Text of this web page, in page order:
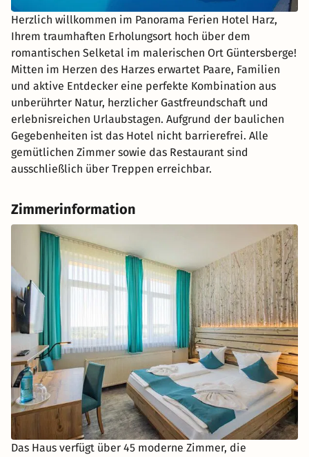
Herzlich willkommen im Panorama Ferien Hotel Harz,
Ihrem traumhaften Erholungsort hoch über dem
romantischen Selketal im malerischen Ort Güntersberge!
Mitten im Herzen des Harzes erwartet Paare, Familien
und aktive Entdecker eine perfekte Kombination aus
unberührter Natur, herzlicher Gastfreundschaft und
erlebnisreichen Urlaubstagen. Aufgrund der baulichen
Gegebenheiten ist das Hotel nicht barrierefrei. Alle
gemütlichen Zimmer sowie das Restaurant sind
ausschließlich über Treppen erreichbar.
Zimmerinformation
Das Haus verfügt über 45 moderne Zimmer, die